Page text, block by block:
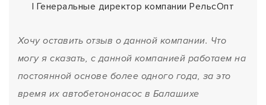
| Генеральные директор компании РельсОпт
Хочу оставить отзыв о данной компании. Что
могу я сказать, с данной компанией работаем на
постоянной основе более одного года, за это
время их автобетононасос в Балашихе